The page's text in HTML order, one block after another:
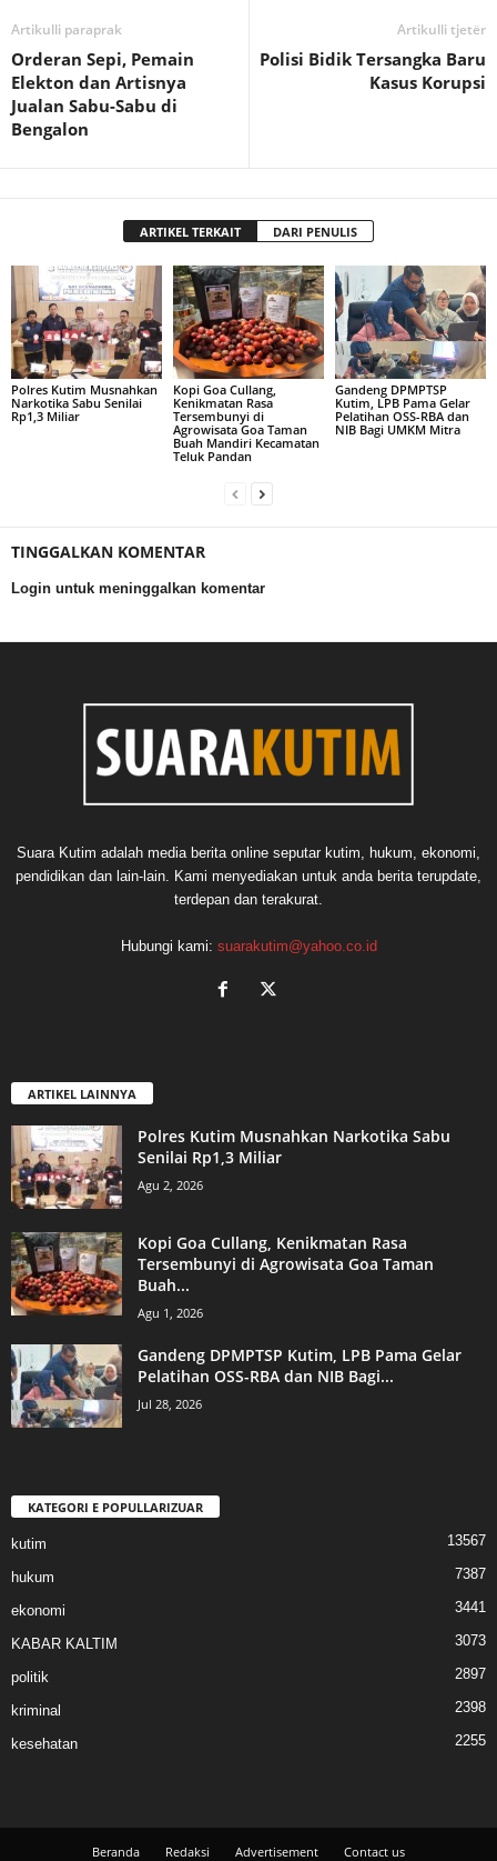
Artikulli paraprak
Orderan Sepi, Pemain
Elekton dan Artisnya
Jualan Sabu-Sabu di
Bengalon
Artikulli tjetër
Polisi Bidik Tersangka Baru
Kasus Korupsi
ARTIKEL TERKAIT DARI PENULIS
Polres Kutim Musnahkan
Narkotika Sabu Senilai
Rp1,3 Miliar
Kopi Goa Cullang,
Kenikmatan Rasa
Tersembunyi di
Agrowisata Goa Taman
Buah Mandiri Kecamatan
Teluk Pandan
Gandeng DPMPTSP
Kutim, LPB Pama Gelar
Pelatihan OSS-RBA dan
NIB Bagi UMKM Mitra
TINGGALKAN KOMENTAR
Login untuk meninggalkan komentar
Suara Kutim adalah media berita online seputar kutim, hukum, ekonomi,
pendidikan dan lain-lain. Kami menyediakan untuk anda berita terupdate,
terdepan dan terakurat.
Hubungi kami: suarakutim@yahoo.co.id
ARTIKEL LAINNYA
Polres Kutim Musnahkan Narkotika Sabu
Senilai Rp1,3 Miliar
Agu 2, 2026
Kopi Goa Cullang, Kenikmatan Rasa
Tersembunyi di Agrowisata Goa Taman
Buah...
Agu 1, 2026
Gandeng DPMPTSP Kutim, LPB Pama Gelar
Pelatihan OSS-RBA dan NIB Bagi...
Jul 28, 2026
KATEGORI E POPULLARIZUAR
kutim 13567
hukum 7387
ekonomi 3441
KABAR KALTIM 3073
politik 2897
kriminal 2398
kesehatan 2255
Beranda Redaksi Advertisement Contact us